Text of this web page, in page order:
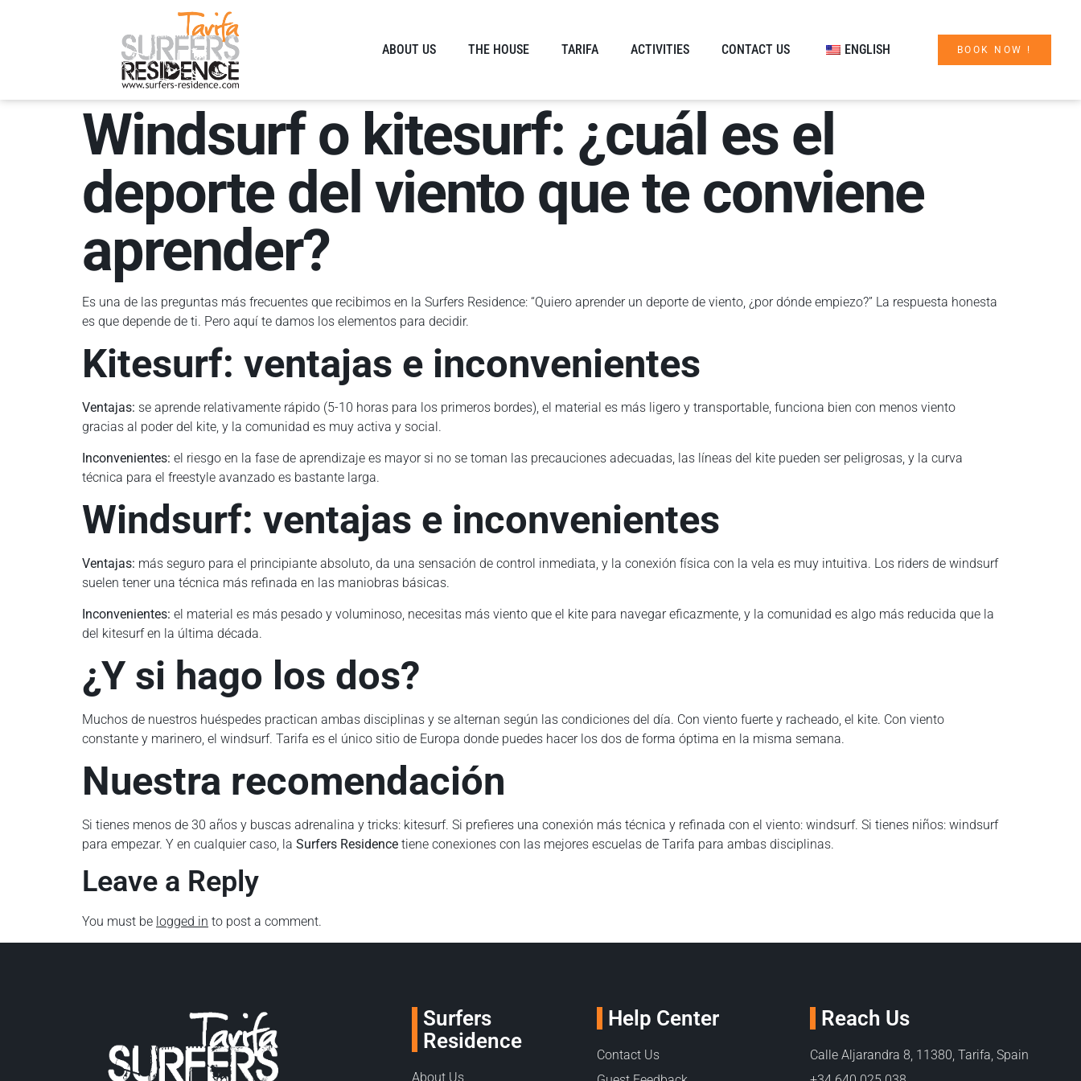
ABOUT US THE HOUSE TARIFA ACTIVITIES CONTACT US ENGLISH BOOK NOW !
Windsurf o kitesurf: ¿cuál es el
deporte del viento que te conviene
aprender?
Es una de las preguntas más frecuentes que recibimos en la Surfers Residence: “Quiero aprender un deporte de viento, ¿por dónde empiezo?” La respuesta honesta
es que depende de ti. Pero aquí te damos los elementos para decidir.
Kitesurf: ventajas e inconvenientes
Ventajas: se aprende relativamente rápido (5-10 horas para los primeros bordes), el material es más ligero y transportable, funciona bien con menos viento
gracias al poder del kite, y la comunidad es muy activa y social.
Inconvenientes: el riesgo en la fase de aprendizaje es mayor si no se toman las precauciones adecuadas, las líneas del kite pueden ser peligrosas, y la curva
técnica para el freestyle avanzado es bastante larga.
Windsurf: ventajas e inconvenientes
Ventajas: más seguro para el principiante absoluto, da una sensación de control inmediata, y la conexión física con la vela es muy intuitiva. Los riders de windsurf
suelen tener una técnica más refinada en las maniobras básicas.
Inconvenientes: el material es más pesado y voluminoso, necesitas más viento que el kite para navegar eficazmente, y la comunidad es algo más reducida que la
del kitesurf en la última década.
¿Y si hago los dos?
Muchos de nuestros huéspedes practican ambas disciplinas y se alternan según las condiciones del día. Con viento fuerte y racheado, el kite. Con viento
constante y marinero, el windsurf. Tarifa es el único sitio de Europa donde puedes hacer los dos de forma óptima en la misma semana.
Nuestra recomendación
Si tienes menos de 30 años y buscas adrenalina y tricks: kitesurf. Si prefieres una conexión más técnica y refinada con el viento: windsurf. Si tienes niños: windsurf
para empezar. Y en cualquier caso, la Surfers Residence tiene conexiones con las mejores escuelas de Tarifa para ambas disciplinas.
Leave a Reply
You must be logged in to post a comment.
Surfers
Residence
About Us
Help Center
Contact Us
Reach Us
Calle Aljarandra 8, 11380, Tarifa, Spain